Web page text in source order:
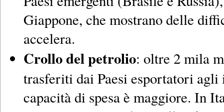
Giappone, che mostrano delle
accelera.
Crollo del petrolio: oltre 2 mila
trasferiti dai Paesi esportatori
capacità di spesa è maggiore. In